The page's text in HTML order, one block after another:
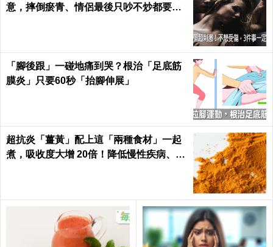
意，摔倒瘀青、情侶最後只吵不炒都要怪
「腳後跟」一碰地痛到哭？根治「足底筋
膜炎」只要60秒「抬腳伸展」
超抗炎「薑黃」配上這「兩種食材」一起
煮，吸收度大增 20倍！降低慢性疾病、癌